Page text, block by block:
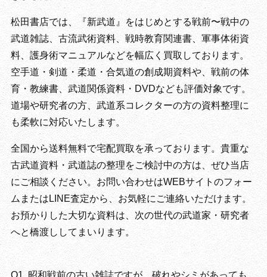
松田書店では、『新武道』をはじめとする戦前〜戦中の
武道雑誌、古流武術資料、戦時教育関連書、軍事体術資
料、護身術マニュアルなどを幅広く買取しております。
空手道・剣道・柔道・合気道の創成期資料や、戦前の体
育・教練書、武道関係資料・DVDなども評価対象です。
道場や研究者の方、武道系コレクターの方の資料整理に
も柔軟に対応いたします。
全国から送料無料で宅配買取を承っております。貴重な
古武道資料・武道誌の整理をご検討中の方は、ぜひ当店
にご相談ください。お問い合わせはWEBサイトのフォー
ムまたはLINE査定から、お気軽にご連絡いただけます。
お預かりした大切な資料は、次の世代の武道家・研究者
へと橋渡ししてまいります。
Q1. 昭和戦前の古い雑誌ですが、破れやシミがあっても